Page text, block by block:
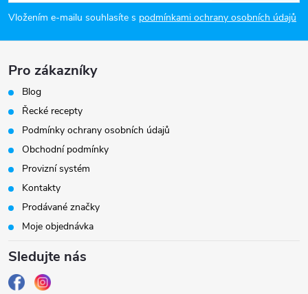
p
t
Vložením e-mailu souhlasíte s podmínkami ochrany osobních údajů
Pro zákazníky
Blog
Řecké recepty
Podmínky ochrany osobních údajů
Obchodní podmínky
Provizní systém
Kontakty
Prodávané značky
Moje objednávka
Sledujte nás